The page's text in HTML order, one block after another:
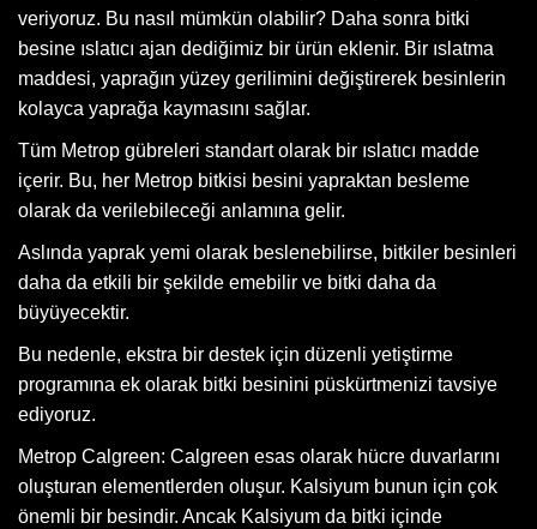
veriyoruz. Bu nasıl mümkün olabilir? Daha sonra bitki
besine ıslatıcı ajan dediğimiz bir ürün eklenir. Bir ıslatma
maddesi, yaprağın yüzey gerilimini değiştirerek besinlerin
kolayca yaprağa kaymasını sağlar.
Tüm Metrop gübreleri standart olarak bir ıslatıcı madde
içerir. Bu, her Metrop bitkisi besini yapraktan besleme
olarak da verilebileceği anlamına gelir.
Aslında yaprak yemi olarak beslenebilirse, bitkiler besinleri
daha da etkili bir şekilde emebilir ve bitki daha da
büyüyecektir.
Bu nedenle, ekstra bir destek için düzenli yetiştirme
programına ek olarak bitki besinini püskürtmenizi tavsiye
ediyoruz.
Metrop Calgreen: Calgreen esas olarak hücre duvarlarını
oluşturan elementlerden oluşur. Kalsiyum bunun için çok
önemli bir besindir. Ancak Kalsiyum da bitki içinde